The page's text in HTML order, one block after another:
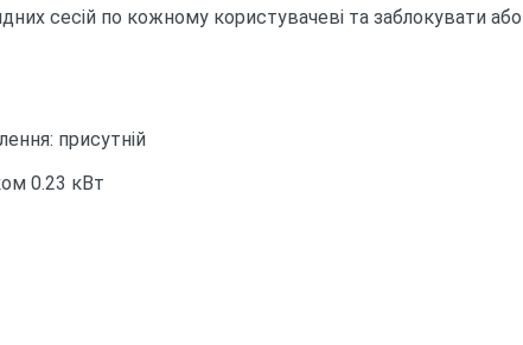
сесій по кожному користувачеві та заблокувати
присутній
0.23 кВт